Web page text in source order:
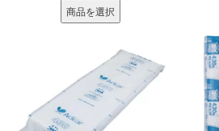
接着剤
防水・気密部材
断熱材
商品を選択